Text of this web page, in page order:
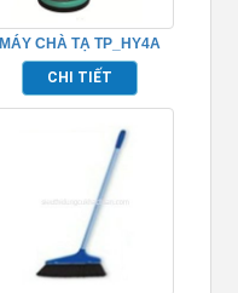
MÁY CHÀ TẠ TP_HY4A
CHI TIẾT